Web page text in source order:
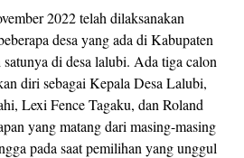
2022 telah dilaksanakan
desa yang ada di Kabupaten
satunya di desa lalubi. Ada tiga calon
diri sebagai Kepala Desa Lalubi,
Lexi Fence Tagaku, dan Roland
yang matang dari masing-masing
pada saat pemilihan yang unggul